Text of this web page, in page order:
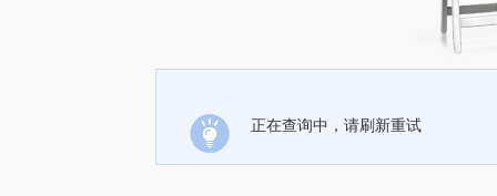
正在查询中，请刷新重试